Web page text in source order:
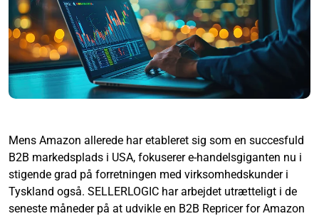
Mens Amazon allerede har etableret sig som en succesfuld
B2B markedsplads i USA, fokuserer e-handelsgiganten nu i
stigende grad på forretningen med virksomhedskunder i
Tyskland også. SELLERLOGIC har arbejdet utrætteligt i de
seneste måneder på at udvikle en B2B Repricer for Amazon